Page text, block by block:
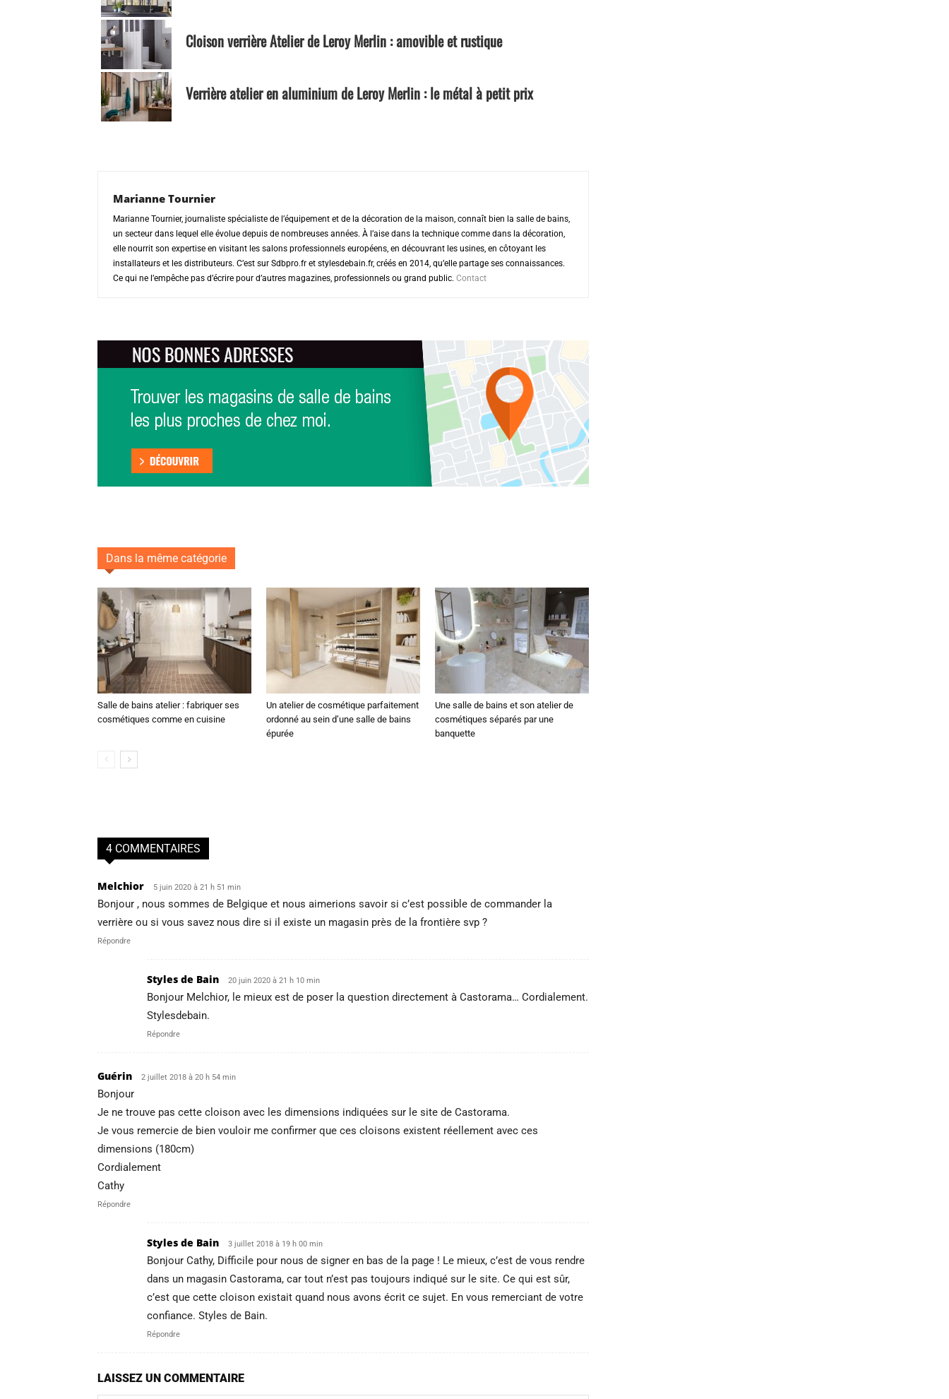
Cloison verrière Atelier de Leroy Merlin : amovible et rustique
Verrière atelier en aluminium de Leroy Merlin : le métal à petit prix
Marianne Tournier
Marianne Tournier, journaliste spécialiste de l’équipement et de la décoration de la maison, connaît bien la salle de bains,
un secteur dans lequel elle évolue depuis de nombreuses années. À l’aise dans la technique comme dans la décoration,
elle nourrit son expertise en visitant les salons professionnels européens, en découvrant les usines, en côtoyant les
installateurs et les distributeurs. C’est sur Sdbpro.fr et stylesdebain.fr, créés en 2014, qu’elle partage ses connaissances.
Ce qui ne l’empêche pas d’écrire pour d’autres magazines, professionnels ou grand public. Contact
Dans la même catégorie
Salle de bains atelier : fabriquer ses
cosmétiques comme en cuisine
Un atelier de cosmétique parfaitement
ordonné au sein d’une salle de bains
épurée
Une salle de bains et son atelier de
cosmétiques séparés par une
banquette
4 COMMENTAIRES
Melchior 5 juin 2020 à 21 h 51 min
Bonjour , nous sommes de Belgique et nous aimerions savoir si c’est possible de commander la
verrière ou si vous savez nous dire si il existe un magasin près de la frontière svp ?
Répondre
Styles de Bain 20 juin 2020 à 21 h 10 min
Bonjour Melchior, le mieux est de poser la question directement à Castorama… Cordialement.
Stylesdebain.
Répondre
Guérin 2 juillet 2018 à 20 h 54 min
Bonjour
Je ne trouve pas cette cloison avec les dimensions indiquées sur le site de Castorama.
Je vous remercie de bien vouloir me confirmer que ces cloisons existent réellement avec ces
dimensions (180cm)
Cordialement
Cathy
Répondre
Styles de Bain 3 juillet 2018 à 19 h 00 min
Bonjour Cathy, Difficile pour nous de signer en bas de la page ! Le mieux, c’est de vous rendre
dans un magasin Castorama, car tout n’est pas toujours indiqué sur le site. Ce qui est sûr,
c’est que cette cloison existait quand nous avons écrit ce sujet. En vous remerciant de votre
confiance. Styles de Bain.
Répondre
LAISSEZ UN COMMENTAIRE